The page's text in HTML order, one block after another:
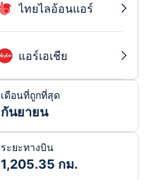
ไทยไลอ้อนแอร์
แอร์เอเชีย
เดือนที่ถูกที่สุด
กันยายน
ระยะทางบิน
1,205.35 กม.